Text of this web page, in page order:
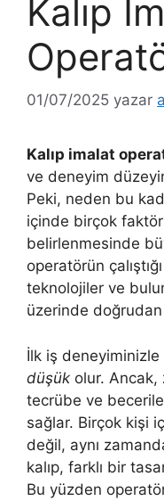
Kalıp
01/07/2025 yazar
Kalıp imalat
ve deneyim
Peki, neden bu
içinde birçok
belirlenmesinde
operatörün
teknolojiler ve
üzerinde
İlk iş deneyiminizle
düşük olur. Ancak,
tecrübe ve
sağlar. Birçok kişi
değil, aynı
kalıp, farklı bir
Bu yüzden